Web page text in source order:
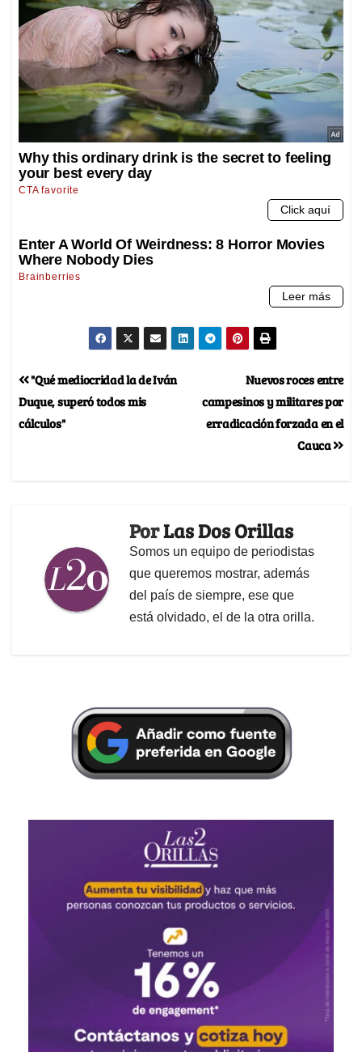
Nuevos roces entre
campesinos y militares por
erradicación forzada en el
Cauca
"Qué mediocridad la de Iván
Duque, superó todos mis
cálculos"
PorLas Dos Orillas
Somos un equipo de periodistas
que queremos mostrar, además
del país de siempre, ese que
está olvidado, el de la otra orilla.